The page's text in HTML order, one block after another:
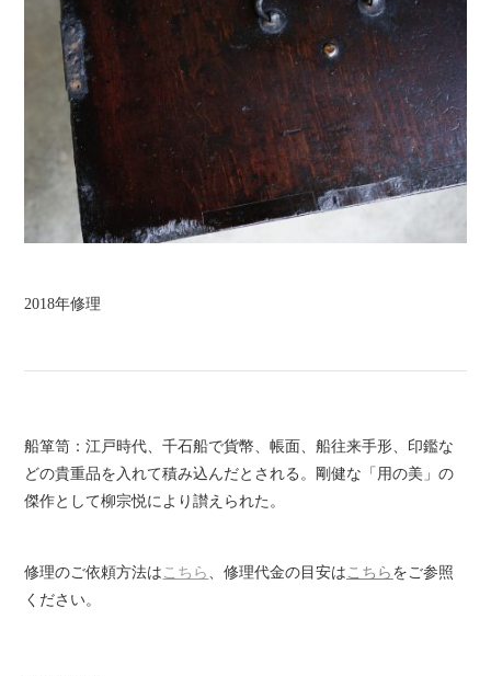
2018年修理
船箪笥：江戸時代、千石船で貨幣、帳面、船往来手形、印鑑な
どの貴重品を入れて積み込んだとされる。剛健な「用の美」の
傑作として柳宗悦により讃えられた。
修理のご依頼方法は こちら 、修理代金の目安は こちら をご参照
ください。